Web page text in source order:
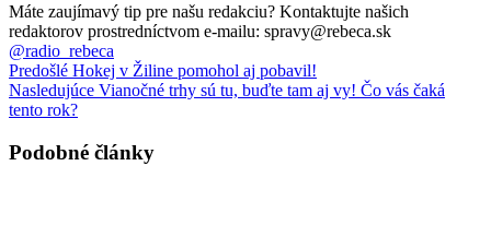
Máte zaujímavý tip pre našu redakciu? Kontaktujte našich
redaktorov prostredníctvom e-mailu: spravy@rebeca.sk
@radio_rebeca
Predošlé Hokej v Žiline pomohol aj pobavil!
Nasledujúce Vianočné trhy sú tu, buďte tam aj vy! Čo vás čaká
tento rok?
Podobné články